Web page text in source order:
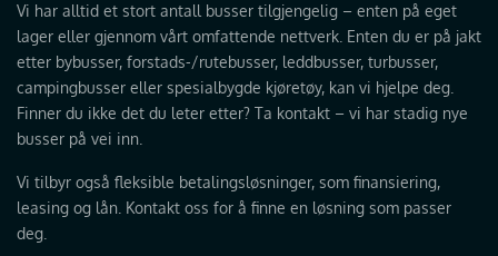
Vi har alltid et stort antall busser tilgjengelig – enten på eget
lager eller gjennom vårt omfattende nettverk. Enten du er på jakt
etter bybusser, forstads-/rutebusser, leddbusser, turbusser,
campingbusser eller spesialbygde kjøretøy, kan vi hjelpe deg.
Finner du ikke det du leter etter? Ta kontakt – vi har stadig nye
busser på vei inn.
Vi tilbyr også fleksible betalingsløsninger, som finansiering,
leasing og lån. Kontakt oss for å finne en løsning som passer
deg.